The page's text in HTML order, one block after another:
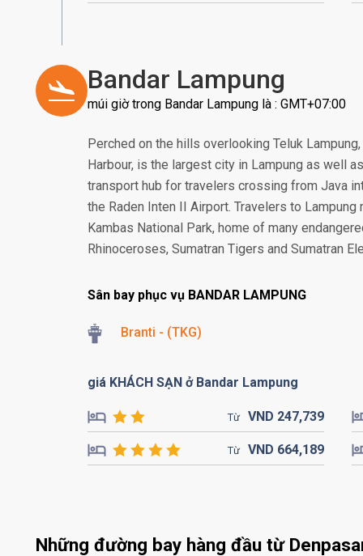
Bandar Lampung
múi giờ trong Bandar Lampung là : GMT+07:00
Perched on the hills overlooking Teluk
Harbour, is the largest city in Lampung as well
transport hub for travelers crossing from Java
the Raden Inten II Airport. Travelers to
Kambas National Park, home of many
Rhinoceroses, Sumatran Tigers and Sumatran
Sân bay phục vụ BANDAR LAMPUNG
Branti - (TKG)
giá KHÁCH SẠN ở Bandar Lampung
Từ VND 247,739
Từ VND 664,189
Những đường bay hàng đầu từ